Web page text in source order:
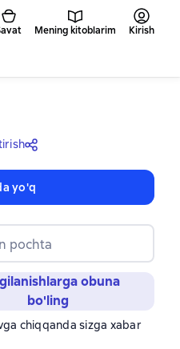
Mening kitoblarim Kirish
yo'q
pochta
obuna
bo'ling
chiqqanda sizga xabar